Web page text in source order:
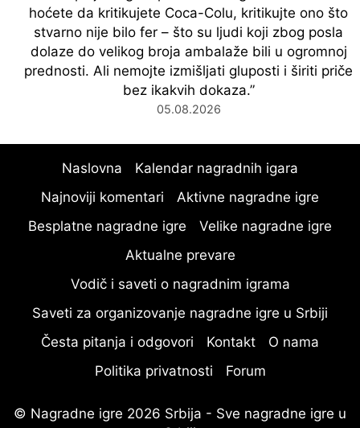
hoćete da kritikujete Coca-Colu, kritikujte ono što
stvarno nije bilo fer – što su ljudi koji zbog posla
dolaze do velikog broja ambalaže bili u ogromnoj
prednosti. Ali nemojte izmišljati gluposti i širiti priče
bez ikakvih dokaza.”
05.08.2026
Naslovna
Kalendar nagradnih igara
Najnoviji komentari
Aktivne nagradne igre
Besplatne nagradne igre
Velike nagradne igre
Aktualne prevare
Vodič i saveti o nagradnim igrama
Saveti za organizovanje nagradne igre u Srbiji
Česta pitanja i odgovori
Kontakt
O nama
Politika privatnosti
Forum
© Nagradne igre 2026 Srbija - Sve nagradne igre u